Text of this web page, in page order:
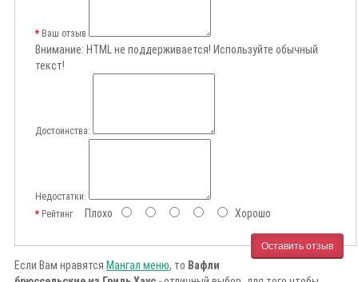
Ваш отзыв
Внимание: HTML не поддерживается! Используйте обычный
текст!
Достоинства:
Недостатки:
РейтингПлохо Хорошо
Оставить отзыв
Если Вам нравятся Мангал меню, то Вафли